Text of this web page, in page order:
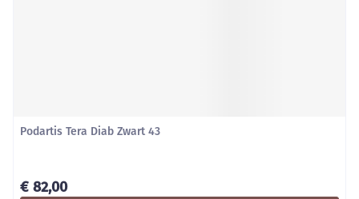
Podartis Tera Diab Zwart 43
€ 82,00